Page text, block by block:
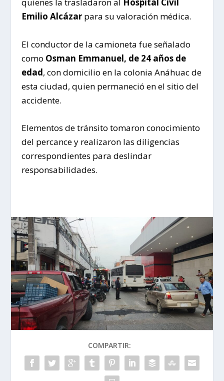
quienes la trasladaron al
Hospital Civil
Emilio Alcázarpara su valoración médica.
El conductor de la camioneta fue señalado
como Osman Emmanuel, de 24 años de
edad, con domicilio en la colonia Anáhuac de
esta ciudad, quien permaneció en el sitio del
accidente.
Elementos de tránsito tomaron conocimiento
del percance y realizaron las diligencias
correspondientes para deslindar
responsabilidades.
COMPARTIR: